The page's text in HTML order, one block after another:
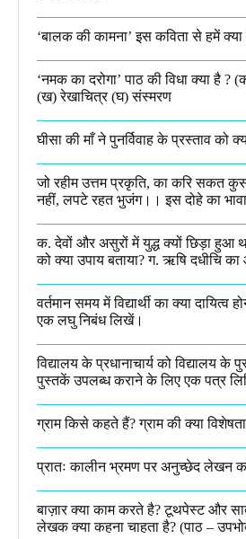
‘बालक की कामना’ इस कविता से हमें क्या
‘नमक का दरोगा’ पाठ की विधा क्या है ?
(ख) रेखाचित्र (घ) संस्मरण​
घीसा की माँ ने पुनर्विवाह के प्रस्ताव को
जो रहीम उत्तम प्रकृति, का करि सकत
नहीं, लपटे रहत भुजंग।। इस दोहे का
क. देवों और असुरों में युद्ध क्यों छिड़ा हुआ
को क्या उपाय बताया? ग. ऋषि दधीचि
वर्तमान समय में विद्यार्थी का क्या दायित्व
एक लघु निबंध लिखें।
विद्यालय के प्रधानाचार्य को विद्यालय
पुस्तकें उपलब्ध कराने के लिए एक पत्र
ग्राम किसे कहते हैं? ग्राम की क्या
प्रातः कालीन भ्रमण पर अनुच्छेद लेखन
बाज़ार क्या काम करते है? टूथपेस्ट और
लेखक क्या कहना चाहता है? (पाठ –